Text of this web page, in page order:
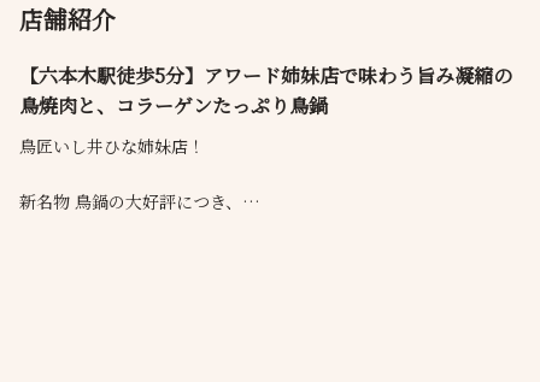
店舗紹介
【六本木駅徒歩5分】アワード姉妹店で味わう旨み凝縮の
鳥焼肉と、コラーゲンたっぷり鳥鍋
鳥匠いし井ひな姉妹店！
新名物 鳥鍋の大好評につき、